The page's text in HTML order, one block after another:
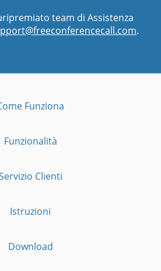
team di Assistenza
.
Funziona
Funzionalità
Clienti
Istruzioni
Download